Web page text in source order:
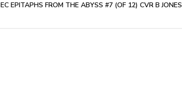
EC EPITAPHS FROM THE ABYSS #7 (OF 12) CVR B JONES